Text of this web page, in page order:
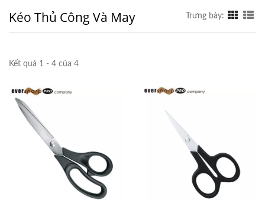
Kéo Thủ Công Và May Trưng bày:
Kết quả 1 - 4 của 4